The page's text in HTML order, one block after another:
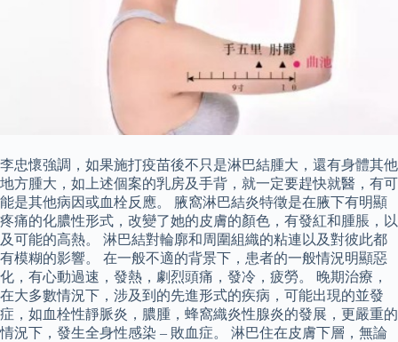
李忠懷強調，如果施打疫苗後不只是淋巴結腫大，還有身體其他
地方腫大，如上述個案的乳房及手背，就一定要趕快就醫，有可
能是其他病因或血栓反應。 腋窩淋巴結炎特徵是在腋下有明顯
疼痛的化膿性形式，改變了她的皮膚的顏色，有發紅和腫脹，以
及可能的高熱。 淋巴結對輪廓和周圍組織的粘連以及對彼此都
有模糊的影響。 在一般不適的背景下，患者的一般情況明顯惡
化，有心動過速，發熱，劇烈頭痛，發冷，疲勞。 晚期治療，
在大多數情況下，涉及到的先進形式的疾病，可能出現的並發
症，如血栓性靜脈炎，膿腫，蜂窩織炎性腺炎的發展，更嚴重的
情況下，發生全身性感染 – 敗血症。 淋巴住在皮膚下層，無論